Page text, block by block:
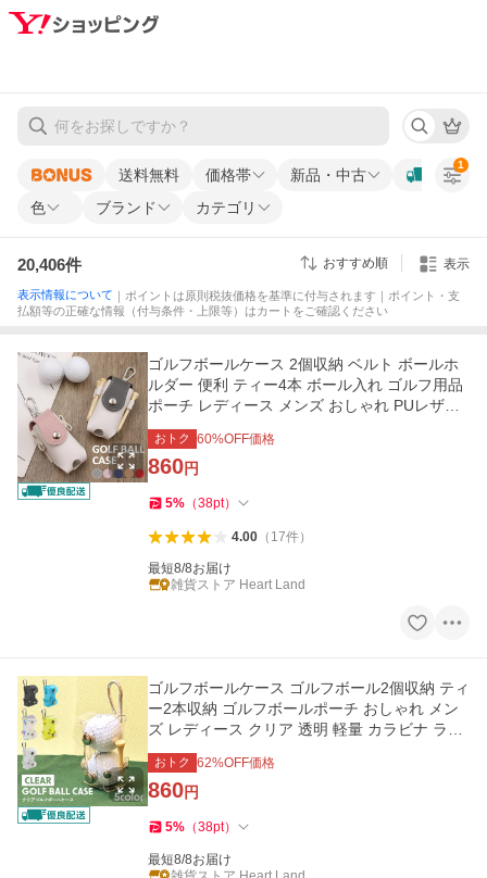
送料無料 価格帯
新品・中古
色
ブランド カテゴリ
1
20,406件 おすすめ順 表示
表示情報について ｜ポイントは原則税抜価格を基準に付与されます｜ポイント・支
払額等の正確な情報（付与条件・上限等）はカートをご確認ください
ゴルフボールケース 2個収納 ベルト ボールホ
ルダー 便利 ティー4本 ボール入れ ゴルフ用品
ポーチ レディース メンズ おしゃれ PUレザー
軽量 コンペ
おトク 60%OFF価格
860円
5% （38pt）
4.00（ 17件）
最短8/8お届け
雑貨ストア Heart Land
ゴルフボールケース ゴルフボール2個収納 ティ
ー2本収納 ゴルフボールポーチ おしゃれ メン
ズ レディース クリア 透明 軽量 カラビナ ラウ
ンド用品 コンペ 景品
おトク 62%OFF価格
860円
5% （38pt）
最短8/8お届け